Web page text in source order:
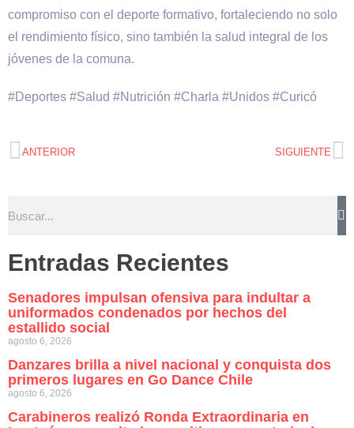
compromiso con el deporte formativo, fortaleciendo no solo
el rendimiento físico, sino también la salud integral de los
jóvenes de la comuna.
#Deportes #Salud #Nutrición #Charla #Unidos #Curicó
ANTERIOR SIGUIENTE
Entradas Recientes
Senadores impulsan ofensiva para indultar a
uniformados condenados por hechos del
estallido social
agosto 6, 2026
Danzares brilla a nivel nacional y conquista dos
primeros lugares en Go Dance Chile
agosto 6, 2026
Carabineros realizó Ronda Extraordinaria en